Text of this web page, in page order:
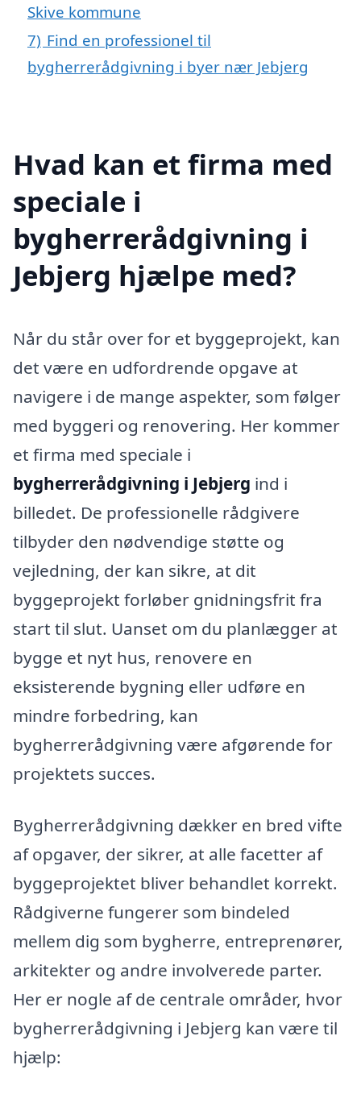
Skive kommune
7) Find en professionel til
bygherrerådgivning i byer nær Jebjerg
Hvad kan et firma med
speciale i
bygherrerådgivning i
Jebjerg hjælpe med?
Når du står over for et byggeprojekt, kan
det være en udfordrende opgave at
navigere i de mange aspekter, som følger
med byggeri og renovering. Her kommer
et firma med speciale i
bygherrerådgivning i Jebjerg ind i
billedet. De professionelle rådgivere
tilbyder den nødvendige støtte og
vejledning, der kan sikre, at dit
byggeprojekt forløber gnidningsfrit fra
start til slut. Uanset om du planlægger at
bygge et nyt hus, renovere en
eksisterende bygning eller udføre en
mindre forbedring, kan
bygherrerådgivning være afgørende for
projektets succes.
Bygherrerådgivning dækker en bred vifte
af opgaver, der sikrer, at alle facetter af
byggeprojektet bliver behandlet korrekt.
Rådgiverne fungerer som bindeled
mellem dig som bygherre, entreprenører,
arkitekter og andre involverede parter.
Her er nogle af de centrale områder, hvor
bygherrerådgivning i Jebjerg kan være til
hjælp: